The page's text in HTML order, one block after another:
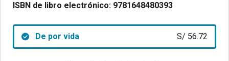
ISBN de libro electrónico: 9781648480393
De por vida S/ 56.72